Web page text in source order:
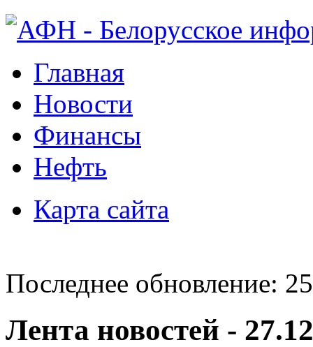
Главная
Новости
Финансы
Нефть
Карта сайта
Последнее обновление:
Лента новостей -